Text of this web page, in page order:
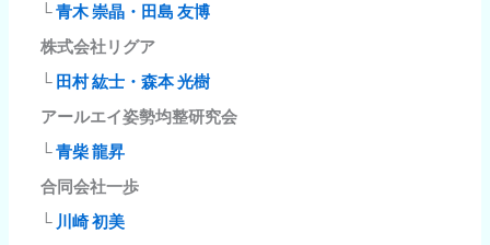
└青木 崇晶・田島 友博
株式会社リグア
└ 田村 紘士・森本 光樹
アールエイ姿勢均整研究会
└青柴 龍昇
合同会社一歩
└ 川崎 初美